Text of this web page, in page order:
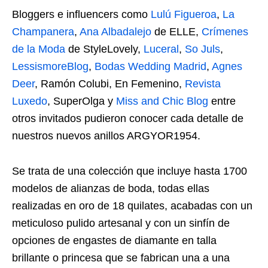
Bloggers e influencers como Lulú Figueroa, La
Champanera, Ana Albadalejo de ELLE, Crímenes
de la Moda de StyleLovely, Luceral , So Juls,
LessismoreBlog, Bodas Wedding Madrid, Agnes
Deer, Ramón Colubi, En Femenino, Revista
Luxedo, SuperOlga y Miss and Chic Blog entre
otros invitados pudieron conocer cada detalle de
nuestros nuevos anillos ARGYOR1954.
Se trata de una colección que incluye hasta 1700
modelos de alianzas de boda, todas ellas
realizadas en oro de 18 quilates, acabadas con un
meticuloso pulido artesanal y con un sinfín de
opciones de engastes de diamante en talla
brillante o princesa que se fabrican una a una